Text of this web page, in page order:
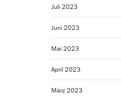
Juli 2023
Juni 2023
Mai 2023
April 2023
März 2023